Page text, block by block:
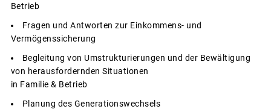
Betrieb
Fragen und Antworten zur Einkommens- und
Vermögenssicherung
Begleitung von Umstrukturierungen und der Bewältigung
von herausfordernden Situationen
in Familie & Betrieb
Planung des Generationswechsels